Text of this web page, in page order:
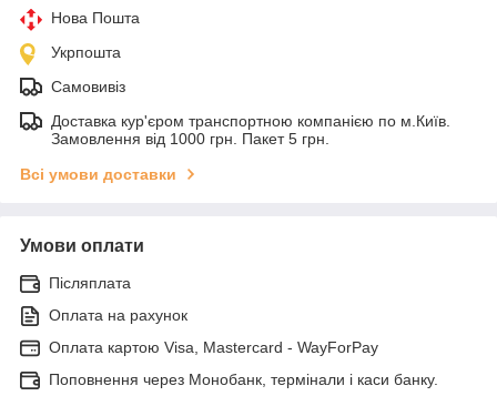
Нова Пошта
Укрпошта
Самовивіз
Доставка кур'єром транспортною компанією по м.Київ.
Замовлення від 1000 грн. Пакет 5 грн.
Всі умови доставки
Умови оплати
Післяплата
Оплата на рахунок
Оплата картою Visa, Mastercard - WayForPay
Поповнення через Монобанк, термінали і каси банку.